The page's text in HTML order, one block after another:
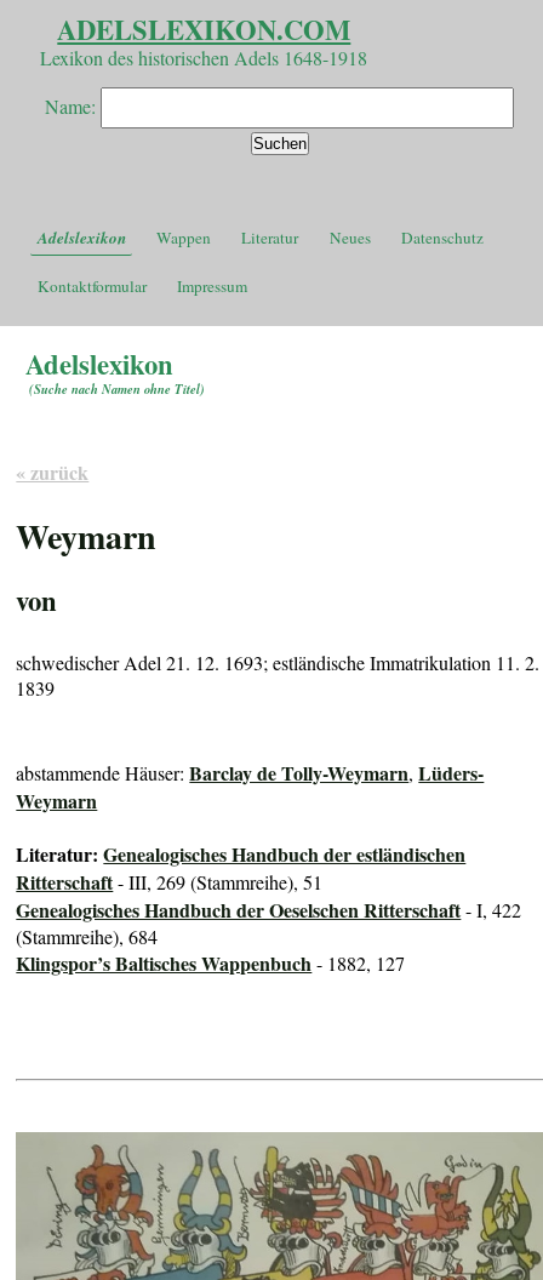
ADELSLEXIKON.COM
Lexikon des historischen Adels 1648-1918
Name:
Adelslexikon Wappen Literatur Neues Datenschutz
Kontaktformular Impressum
Adelslexikon
(Suche nach Namen ohne Titel)
« zurück
Weymarn
von
schwedischer Adel 21. 12. 1693; estländische Immatrikulation 11. 2.
1839
abstammende Häuser:Barclay de Tolly-Weymarn,Lüders-
Weymarn
Literatur:Genealogisches Handbuch der estländischen
Ritterschaft- III, 269 (Stammreihe), 51
Genealogisches Handbuch der Oeselschen Ritterschaft- I, 422
(Stammreihe), 684
Klingspor’s Baltisches Wappenbuch- 1882, 127